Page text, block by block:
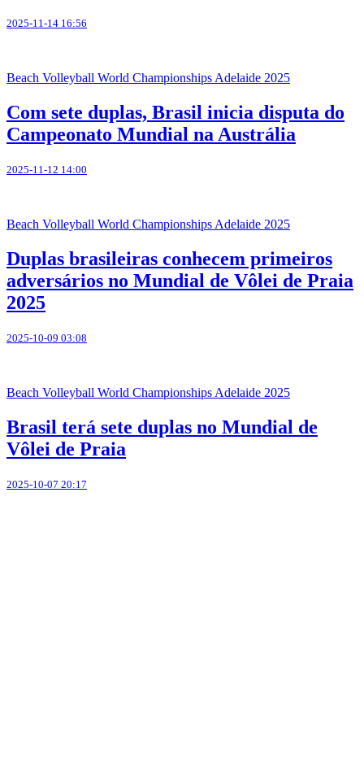
2025-11-14 16:56
Beach Volleyball World Championships Adelaide 2025
Com sete duplas, Brasil inicia disputa do
Campeonato Mundial na Austrália
2025-11-12 14:00
Beach Volleyball World Championships Adelaide 2025
Duplas brasileiras conhecem primeiros
adversários no Mundial de Vôlei de Praia
2025
2025-10-09 03:08
Beach Volleyball World Championships Adelaide 2025
Brasil terá sete duplas no Mundial de
Vôlei de Praia
2025-10-07 20:17